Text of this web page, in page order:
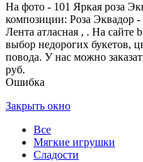
На фото - 101 Яркая роза
композиции: Роза Эквадор -
Лента атласная , . На сайте
выбор недорогих букетов,
повода. У нас можно
руб.
Ошибка
Закрыть окно
Все
Мягкие игрушки
Сладости